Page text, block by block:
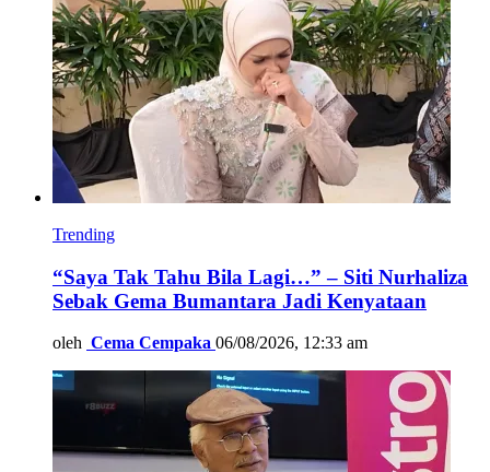
Trending
“Saya Tak Tahu Bila Lagi…” – Siti Nurhaliza
Sebak Gema Bumantara Jadi Kenyataan
oleh Cema Cempaka 06/08/2026, 12:33 am